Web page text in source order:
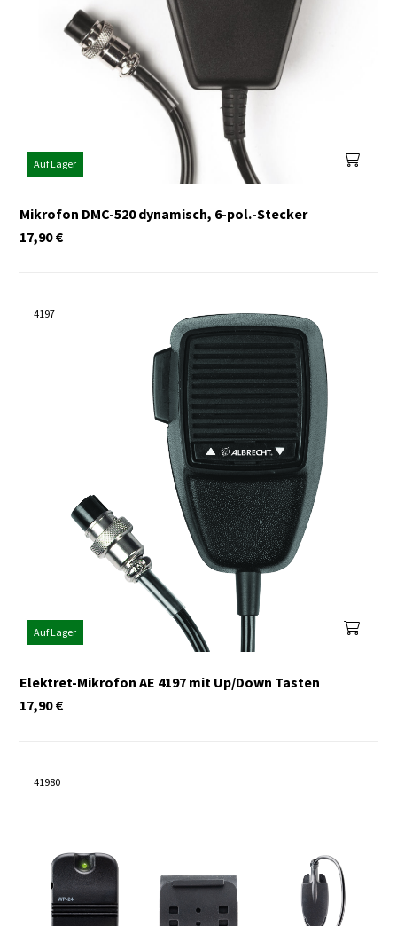
Auf Lager
Mikrofon DMC-520 dynamisch, 6-pol.-Stecker
€
17,90
4197
Auf Lager
Elektret-Mikrofon AE 4197 mit Up/Down Tasten
€
17,90
41980